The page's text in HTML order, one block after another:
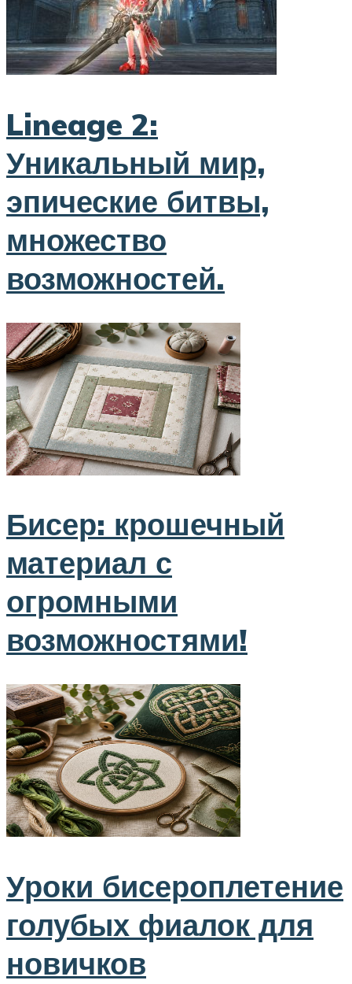
Lineage 2:
Уникальный мир,
эпические битвы,
множество
возможностей.
Бисер: крошечный
материал с
огромными
возможностями!
Уроки бисероплетение
голубых фиалок для
новичков